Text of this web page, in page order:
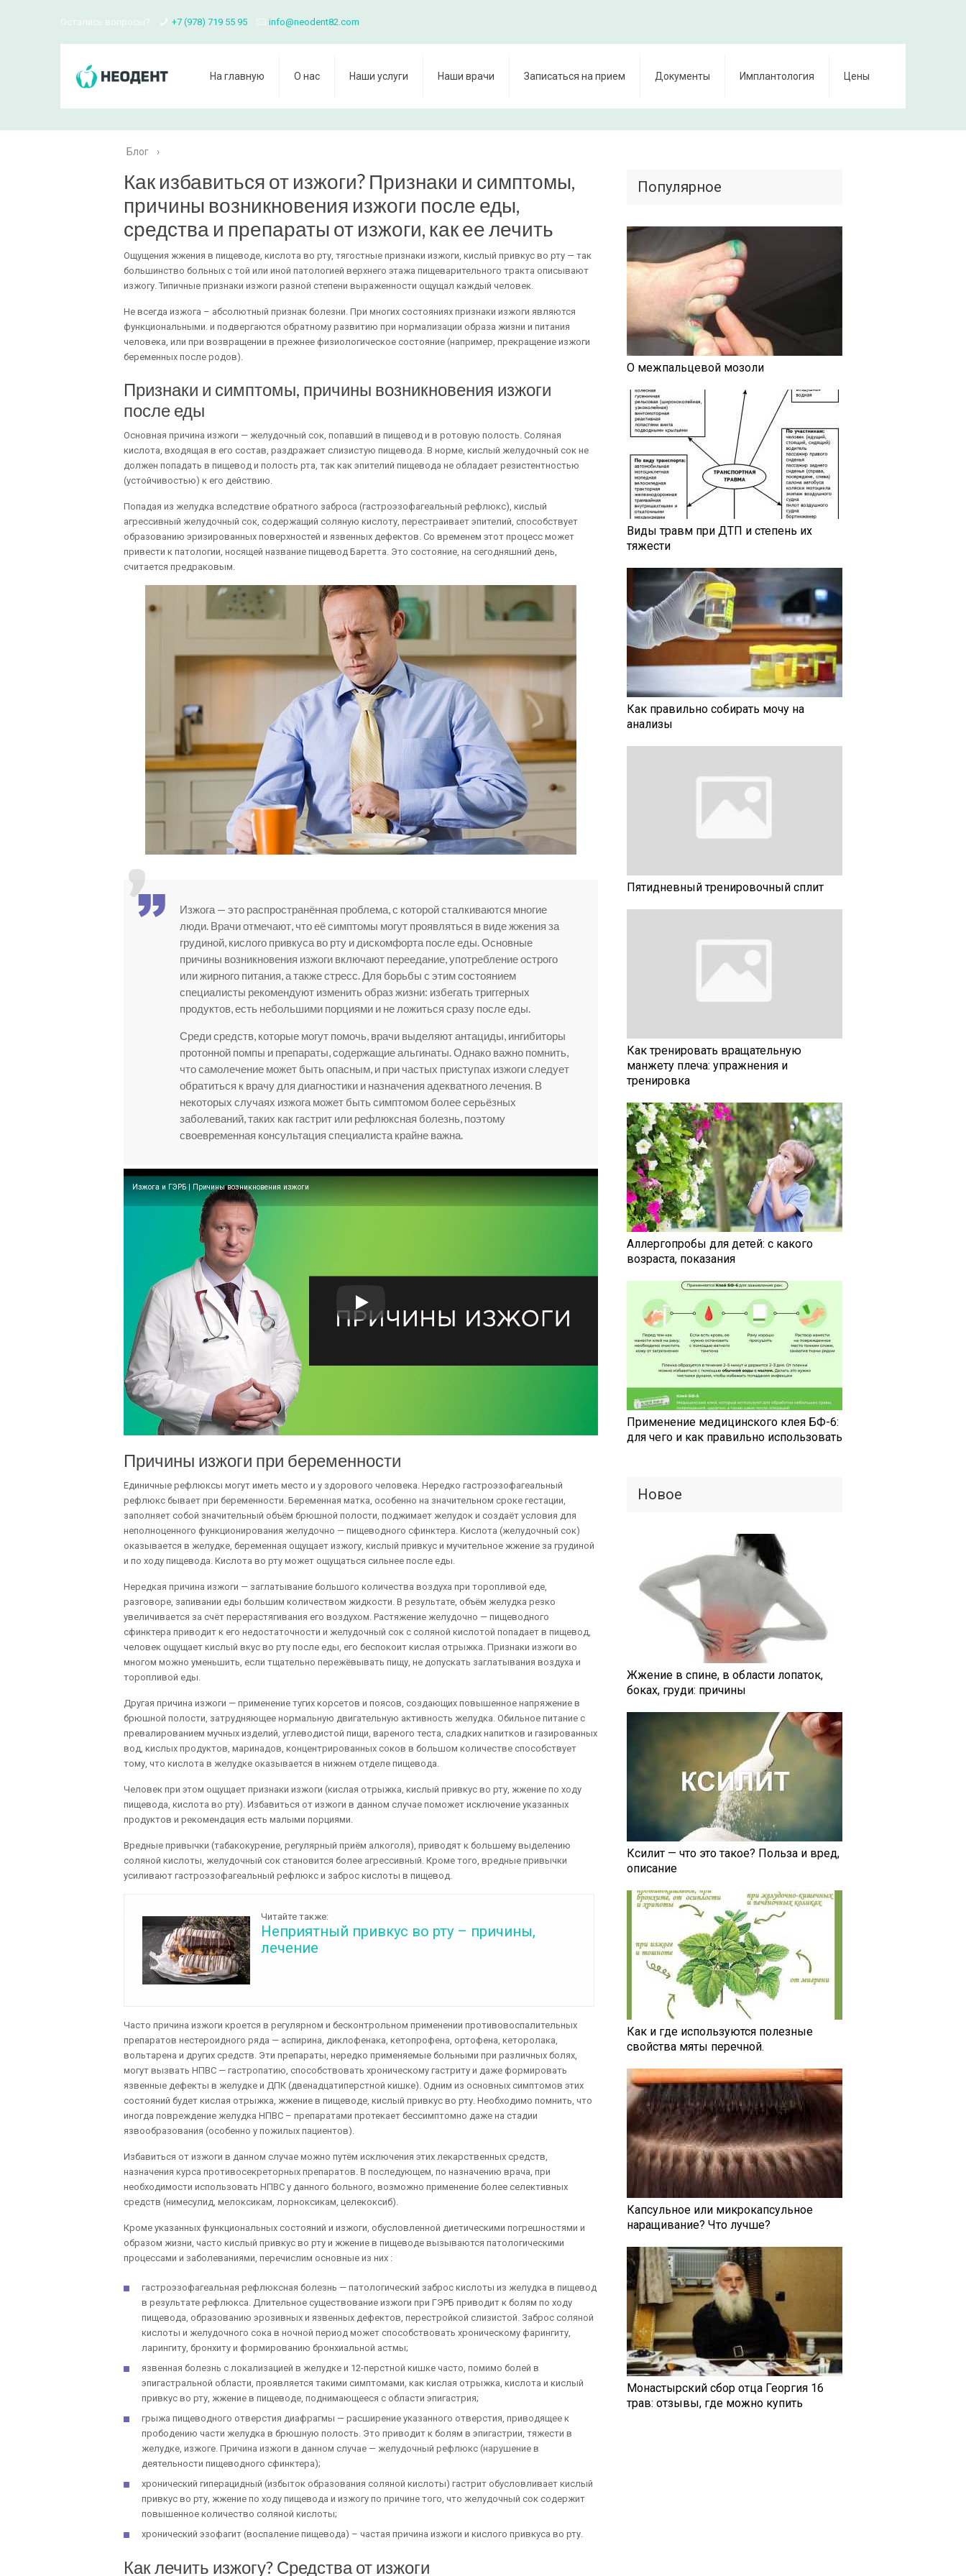
Остались вопросы? +7 (978) 719 55 95 info@neodent82.com
На главную О нас Наши услуги Наши врачи Записаться на прием Документы Имплантология Цены
Блог ›
Как избавиться от изжоги? Признаки и симптомы,
причины возникновения изжоги после еды,
средства и препараты от изжоги, как ее лечить
Ощущения жжения в пищеводе, кислота во рту, тягостные признаки изжоги, кислый привкус во рту — так
большинство больных с той или иной патологией верхнего этажа пищеварительного тракта описывают
изжогу. Типичные признаки изжоги разной степени выраженности ощущал каждый человек.
Не всегда изжога – абсолютный признак болезни. При многих состояниях признаки изжоги являются
функциональными. и подвергаются обратному развитию при нормализации образа жизни и питания
человека, или при возвращении в прежнее физиологическое состояние (например, прекращение изжоги
беременных после родов).
Признаки и симптомы, причины возникновения изжоги
после еды
Основная причина изжоги — желудочный сок, попавший в пищевод и в ротовую полость. Соляная
кислота, входящая в его состав, раздражает слизистую пищевода. В норме, кислый желудочный сок не
должен попадать в пищевод и полость рта, так как эпителий пищевода не обладает резистентностью
(устойчивостью) к его действию.
Попадая из желудка вследствие обратного заброса (гастроэзофагеальный рефлюкс), кислый
агрессивный желудочный сок, содержащий соляную кислоту, перестраивает эпителий, способствует
образованию эризированных поверхностей и язвенных дефектов. Со временем этот процесс может
привести к патологии, носящей название пищевод Баретта. Это состояние, на сегодняшний день,
считается предраковым.
Изжога — это распространённая проблема, с которой сталкиваются многие
люди. Врачи отмечают, что её симптомы могут проявляться в виде жжения за
грудиной, кислого привкуса во рту и дискомфорта после еды. Основные
причины возникновения изжоги включают переедание, употребление острого
или жирного питания, а также стресс. Для борьбы с этим состоянием
специалисты рекомендуют изменить образ жизни: избегать триггерных
продуктов, есть небольшими порциями и не ложиться сразу после еды.
Среди средств, которые могут помочь, врачи выделяют антациды, ингибиторы
протонной помпы и препараты, содержащие альгинаты. Однако важно помнить,
что самолечение может быть опасным, и при частых приступах изжоги следует
обратиться к врачу для диагностики и назначения адекватного лечения. В
некоторых случаях изжога может быть симптомом более серьёзных
заболеваний, таких как гастрит или рефлюксная болезнь, поэтому
своевременная консультация специалиста крайне важна.
Изжога и ГЭРБ | Причины возникновения изжоги
Причины изжоги при беременности
Единичные рефлюксы могут иметь место и у здорового человека. Нередко гастроэзофагеальный
рефлюкс бывает при беременности. Беременная матка, особенно на значительном сроке гестации,
заполняет собой значительный объём брюшной полости, поджимает желудок и создаёт условия для
неполноценного функционирования желудочно — пищеводного сфинктера. Кислота (желудочный сок)
оказывается в желудке, беременная ощущает изжогу, кислый привкус и мучительное жжение за грудиной
и по ходу пищевода. Кислота во рту может ощущаться сильнее после еды.
Нередкая причина изжоги — заглатывание большого количества воздуха при торопливой еде,
разговоре, запивании еды большим количеством жидкости. В результате, объём желудка резко
увеличивается за счёт перерастягивания его воздухом. Растяжение желудочно — пищеводного
сфинктера приводит к его недостаточности и желудочный сок с соляной кислотой попадает в пищевод,
человек ощущает кислый вкус во рту после еды, его беспокоит кислая отрыжка. Признаки изжоги во
многом можно уменьшить, если тщательно пережёвывать пищу, не допускать заглатывания воздуха и
торопливой еды.
Другая причина изжоги — применение тугих корсетов и поясов, создающих повышенное напряжение в
брюшной полости, затрудняющее нормальную двигательную активность желудка. Обильное питание с
превалированием мучных изделий, углеводистой пищи, вареного теста, сладких напитков и газированных
вод, кислых продуктов, маринадов, концентрированных соков в большом количестве способствует
тому, что кислота в желудке оказывается в нижнем отделе пищевода.
Человек при этом ощущает признаки изжоги (кислая отрыжка, кислый привкус во рту, жжение по ходу
пищевода, кислота во рту). Избавиться от изжоги в данном случае поможет исключение указанных
продуктов и рекомендация есть малыми порциями.
Вредные привычки (табакокурение, регулярный приём алкоголя), приводят к большему выделению
соляной кислоты, желудочный сок становится более агрессивный. Кроме того, вредные привычки
усиливают гастроэзофагеальный рефлюкс и заброс кислоты в пищевод.
Читайте также:
Неприятный привкус во рту – причины,
лечение
Часто причина изжоги кроется в регулярном и бесконтрольном применении противовоспалительных
препаратов нестероидного ряда — аспирина, диклофенака, кетопрофена, ортофена, кеторолака,
вольтарена и других средств. Эти препараты, нередко применяемые больными при различных болях,
могут вызвать НПВС — гастропатию, способствовать хроническому гастриту и даже формировать
язвенные дефекты в желудке и ДПК (двенадцатиперстной кишке). Одним из основных симптомов этих
состояний будет кислая отрыжка, жжение в пищеводе, кислый привкус во рту. Необходимо помнить, что
иногда повреждение желудка НПВС – препаратами протекает бессимптомно даже на стадии
язвообразования (особенно у пожилых пациентов).
Избавиться от изжоги в данном случае можно путём исключения этих лекарственных средств,
назначения курса противосекреторных препаратов. В последующем, по назначению врача, при
необходимости использовать НПВС у данного больного, возможно применение более селективных
средств (нимесулид, мелоксикам, лорноксикам, целекоксиб).
Кроме указанных функциональных состояний и изжоги, обусловленной диетическими погрешностями и
образом жизни, часто кислый привкус во рту и жжение в пищеводе вызываются патологическими
процессами и заболеваниями, перечислим основные из них :
гастроэзофагеальная рефлюксная болезнь — патологический заброс кислоты из желудка в пищевод
в результате рефлюкса. Длительное существование изжоги при ГЭРБ приводит к болям по ходу
пищевода, образованию эрозивных и язвенных дефектов, перестройкой слизистой. Заброс соляной
кислоты и желудочного сока в ночной период может способствовать хроническому фарингиту,
ларингиту, бронхиту и формированию бронхиальной астмы;
язвенная болезнь с локализацией в желудке и 12-перстной кишке часто, помимо болей в
эпигастральной области, проявляется такими симптомами, как кислая отрыжка, кислота и кислый
привкус во рту, жжение в пищеводе, поднимающееся с области эпигастрия;
грыжа пищеводного отверстия диафрагмы — расширение указанного отверстия, приводящее к
прободению части желудка в брюшную полость. Это приводит к болям в эпигастрии, тяжести в
желудке, изжоге. Причина изжоги в данном случае — желудочный рефлюкс (нарушение в
деятельности пищеводного сфинктера);
хронический гиперацидный (избыток образования соляной кислоты) гастрит обусловливает кислый
привкус во рту, жжение по ходу пищевода и изжогу по причине того, что желудочный сок содержит
повышенное количество соляной кислоты;
хронический эзофагит (воспаление пищевода) – частая причина изжоги и кислого привкуса во рту.
Как лечить изжогу? Средства от изжоги
Популярное
О межпальцевой мозоли
Виды травм при ДТП и степень их
тяжести
Как правильно собирать мочу на
анализы
Пятидневный тренировочный сплит
Как тренировать вращательную
манжету плеча: упражнения и
тренировка
Аллергопробы для детей: с какого
возраста, показания
Применение медицинского клея БФ-6:
для чего и как правильно использовать
Новое
Жжение в спине, в области лопаток,
боках, груди: причины
Ксилит — что это такое? Польза и вред,
описание
Как и где используются полезные
свойства мяты перечной.
Капсульное или микрокапсульное
наращивание? Что лучше?
Монастырский сбор отца Георгия 16
трав: отзывы, где можно купить